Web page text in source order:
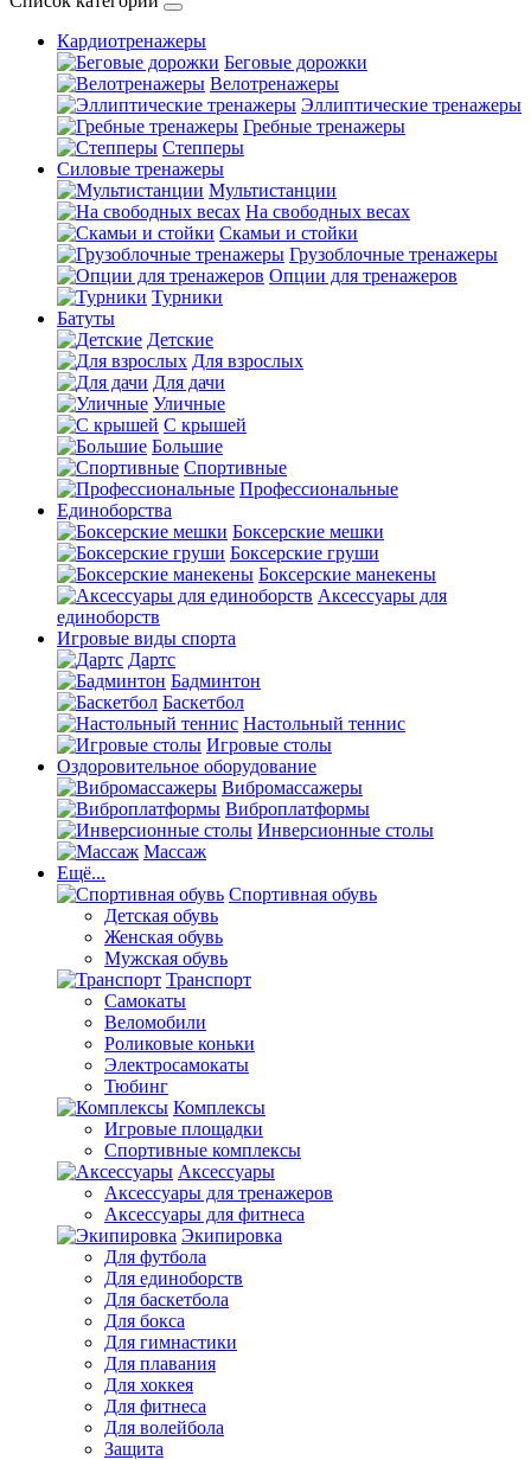
Кардиотренажеры
Беговые дорожки
Велотренажеры
Эллиптические тренажеры
Гребные тренажеры
Степперы
Силовые тренажеры
Мультистанции
На свободных весах
Скамьи и стойки
Грузоблочные тренажеры
Опции для тренажеров
Турники
Батуты
Детские
Для взрослых
Для дачи
Уличные
С крышей
Большие
Спортивные
Профессиональные
Единоборства
Боксерские мешки
Боксерские груши
Боксерские манекены
Аксессуары для
единоборств
Игровые виды спорта
Дартс
Бадминтон
Баскетбол
Настольный теннис
Игровые столы
Оздоровительное оборудование
Вибромассажеры
Виброплатформы
Инверсионные столы
Массаж
Ещё...
Спортивная обувь
Детская обувь
Женская обувь
Мужская обувь
Транспорт
Самокаты
Веломобили
Роликовые коньки
Электросамокаты
Тюбинг
Комплексы
Игровые площадки
Спортивные комплексы
Аксессуары
Аксессуары для тренажеров
Аксессуары для фитнеса
Экипировка
Для футбола
Для единоборств
Для баскетбола
Для бокса
Для гимнастики
Для плавания
Для хоккея
Для фитнеса
Для волейбола
Защита